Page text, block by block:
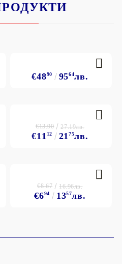
€4890 9564лв.
€11 12 2175лв.
€13.90 27.19лв.
€694 1357лв.
€8.67 16.96лв.